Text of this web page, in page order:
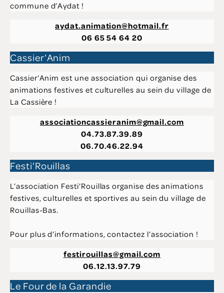
commune d’Aydat !
aydat.animation@hotmail.fr
06 65 54 64 20
Cassier’Anim
Cassier’Anim est une association qui organise des
animations festives et culturelles au sein du village de
La Cassière !
associationcassieranim@gmail.com
04.73.87.39.89
06.70.46.22.94
Festi’Rouillas
L’association Festi’Rouillas organise des animations
festives, culturelles et sportives au sein du village de
Rouillas-Bas.
Pour plus d’informations, contactez l’association !
festirouillas@gmail.com
06.12.13.97.79
Le Four de la Garandie